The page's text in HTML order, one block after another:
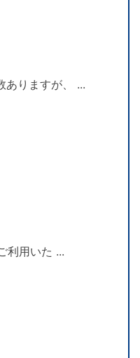
ありますが、 ...
利用いた ...